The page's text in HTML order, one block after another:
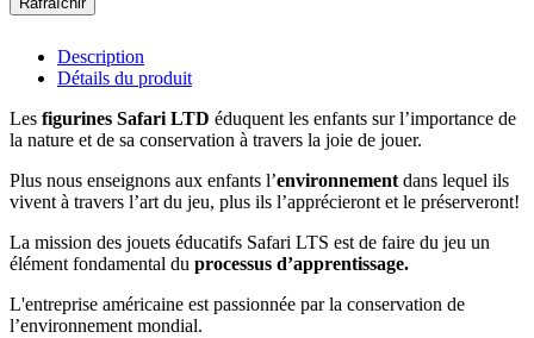
Description
Détails du produit
Les figurines Safari LTD éduquent les enfants sur l’importance de
la nature et de sa conservation à travers la joie de jouer.
Plus nous enseignons aux enfants l’environnement dans lequel ils
vivent à travers l’art du jeu, plus ils l’apprécieront et le préserveront!
La mission des jouets éducatifs Safari LTS est de faire du jeu un
élément fondamental du processus d’apprentissage.
L'entreprise américaine est passionnée par la conservation de
l’environnement mondial.